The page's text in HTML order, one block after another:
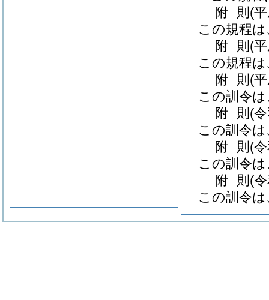
附 則 (
この規程
附 則 (
この規程
附 則 (
この訓令
附 則 (
この訓令
附 則 (
この訓令
附 則 (
この訓令